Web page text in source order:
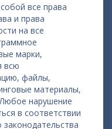
все права
и права
на все
марки,
всю
файлы,
материалы,
нарушение
в соответствии